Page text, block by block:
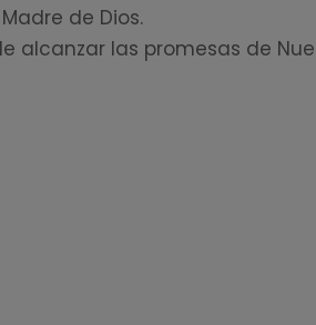
de Dios.
alcanzar las promesas de